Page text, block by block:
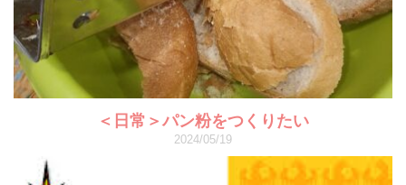
＜日常＞パン粉をつくりたい
2024/05/19